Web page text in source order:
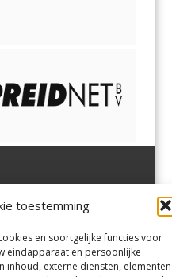
toestemming
en soortgelijke functies voor
eindapparaat en persoonlijke
inhoud, externe diensten, elementen
Velserbroek,Velsen-Zuid,
Zuid,Driehuisen
Spaarnwoude.